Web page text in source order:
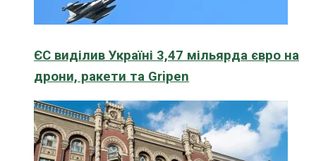
ЄС виділив Україні 3,47 мільярда євро на
дрони, ракети та Gripen